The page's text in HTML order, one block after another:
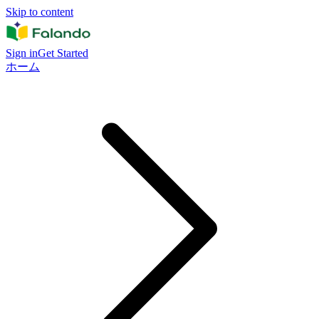
Skip to content
Sign inGet Started
ホーム